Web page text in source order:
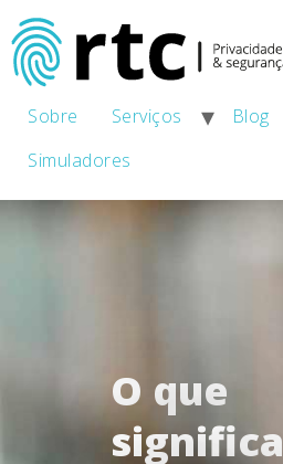
Sobre Serviços Blog
Simuladores
O que
significa